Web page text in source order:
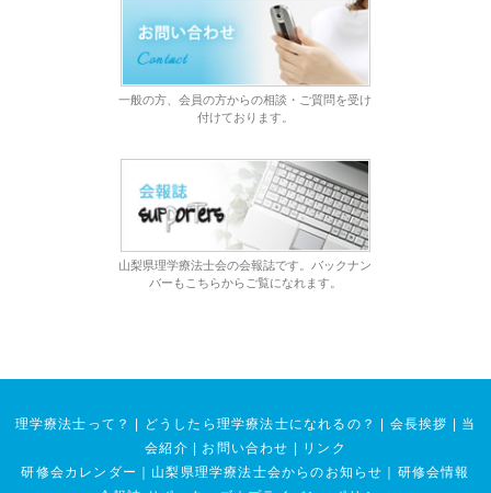
一般の方、会員の方からの相談・ご質問を受け
付けております。
山梨県理学療法士会の会報誌です。バックナン
バーもこちらからご覧になれます。
理学療法士って？ どうしたら理学療法士になれるの？ 会長挨拶
当
会紹介
お問い合わせ
リンク
研修会カレンダー
山梨県理学療法士会からのお知らせ
研修会情報